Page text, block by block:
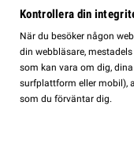
HemGrossisten.se har
trädgård till kunder över
sortiment med fokus på
Kontrollera din
När du besöker någon
din webbläsare,
som kan vara om dig,
surfplattform eller mobil),
som du förväntar dig.